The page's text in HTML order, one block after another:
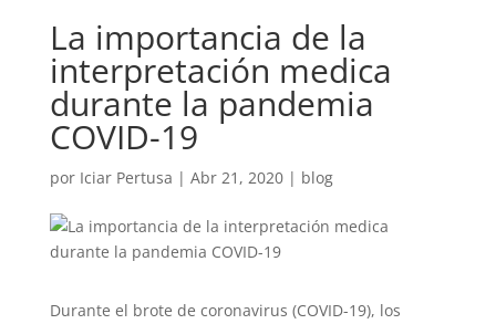
La importancia de la
interpretación medica
durante la pandemia
COVID-19
por Iciar Pertusa | Abr 21, 2020| blog
Durante el brote de coronavirus (COVID-19), los